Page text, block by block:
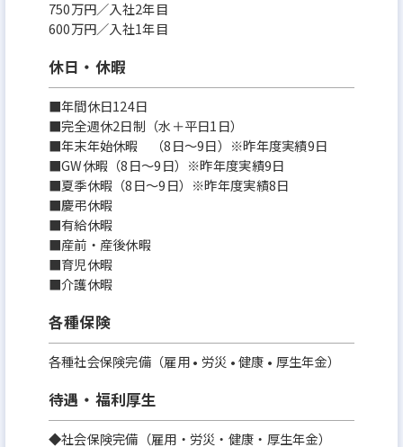
750万円／入社2年目
600万円／入社1年目
休日・休暇
■年間休日124日
■完全週休2日制（水＋平日1日）
■年末年始休暇 （8日～9日）※昨年度実績9日
■GW休暇（8日～9日）※昨年度実績9日
■夏季休暇（8日～9日）※昨年度実績8日
■慶弔休暇
■有給休暇
■産前・産後休暇
■育児休暇
■介護休暇
各種保険
各種社会保険完備（雇用 • 労災 • 健康 • 厚生年金）
待遇・福利厚生
◆社会保険完備（雇用・労災・健康・厚生年金）